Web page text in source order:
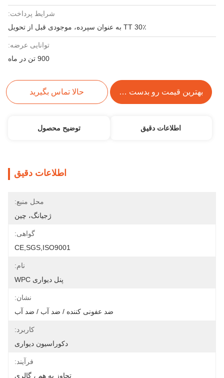
شرایط پرداخت:
30٪ TT به عنوان سپرده، موجودی قبل از تحویل
توانایی عرضه:
900 تن در ماه
بهترین قیمت رو بدست بیار حالا تماس بگیرید
اطلاعات دقیق توضیح محصول
اطلاعات دقیق
محل منبع:
ژجیانگ، چین
گواهی:
CE,SGS,ISO9001
نام:
پنل دیواری WPC
نشان:
ضد عفونی کننده / ضد آب / ضد آب
کاربرد:
دکوراسیون دیواری
فرآیند:
تجاوز به هم ، گالری